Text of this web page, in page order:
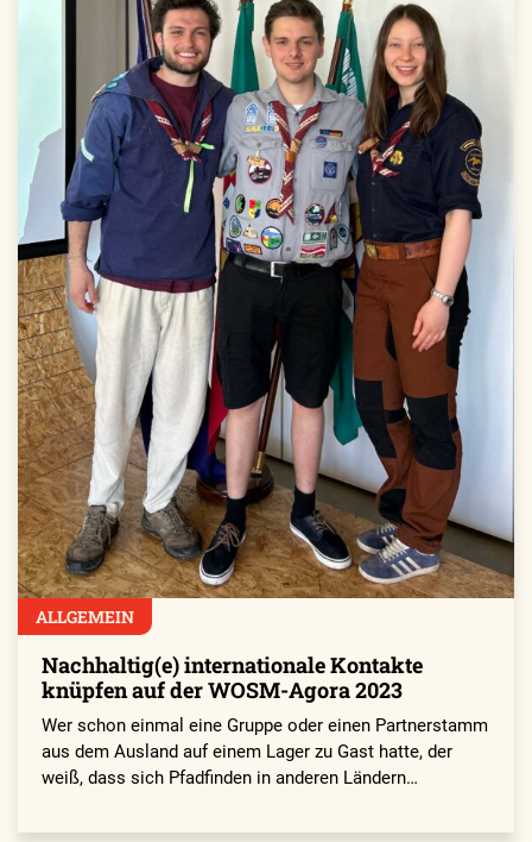
ALLGEMEIN
Nachhaltig(e) internationale Kontakte
knüpfen auf der WOSM-Agora 2023
Wer schon einmal eine Gruppe oder einen Partnerstamm
aus dem Ausland auf einem Lager zu Gast hatte, der
weiß, dass sich Pfadfinden in anderen Ländern…